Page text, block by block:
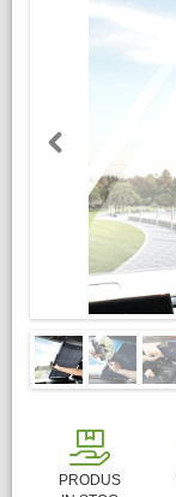
Previous
PRODUS